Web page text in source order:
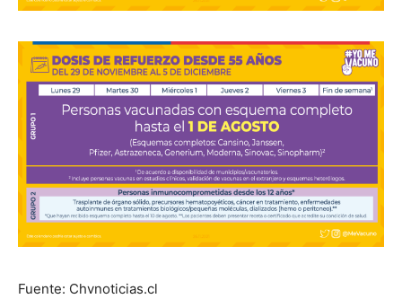
Fuente: Chvnoticias.cl